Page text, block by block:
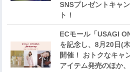
SNSプレゼントキャ
ト！
ECモール「USAGI
を記念し、8月20日(
開催！ おトクなキャ
アイテム発売のほか